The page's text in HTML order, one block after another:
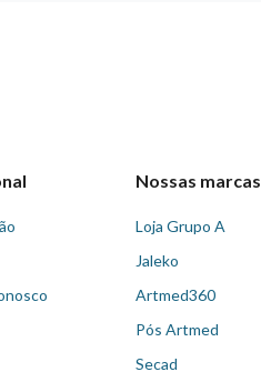
Nossas marcas
Loja Grupo A
Jaleko
Artmed360
Pós Artmed
Secad